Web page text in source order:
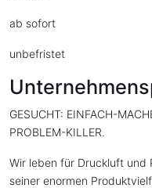
ab sofort
unbefristet
GESUCHT: EINFACH-
PROBLEM-KILLER.
Wir leben für Druckluft und
seiner enormen